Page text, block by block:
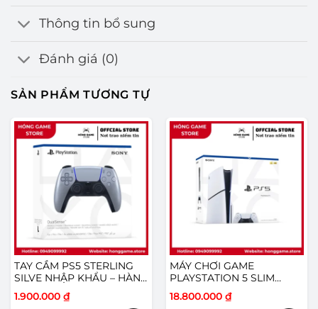
Thông tin bổ sung
Đánh giá (0)
SẢN PHẨM TƯƠNG TỰ
TAY CẦM PS5 STERLING
SILVE NHẬP KHẨU – HÀNG
1.900.000 ₫
MÁY CHƠI GAME
PLAYSTATION 5 SLIM
CHÍNH HÃNG SONY VIỆT
NAM
18.800.000 ₫